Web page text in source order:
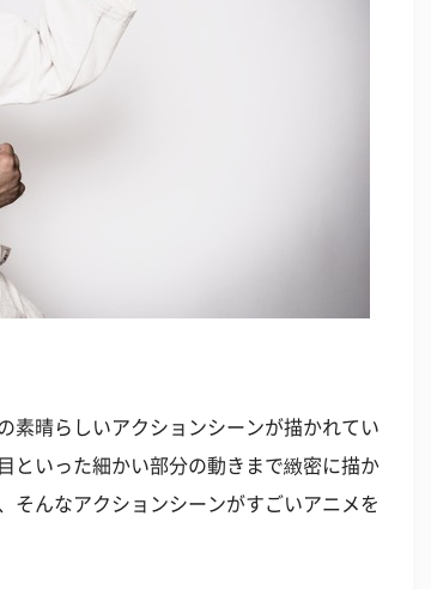
素晴らしいアクションシーンが描かれてい
といった細かい部分の動きまで緻密に描か
そんなアクションシーンがすごいアニメを